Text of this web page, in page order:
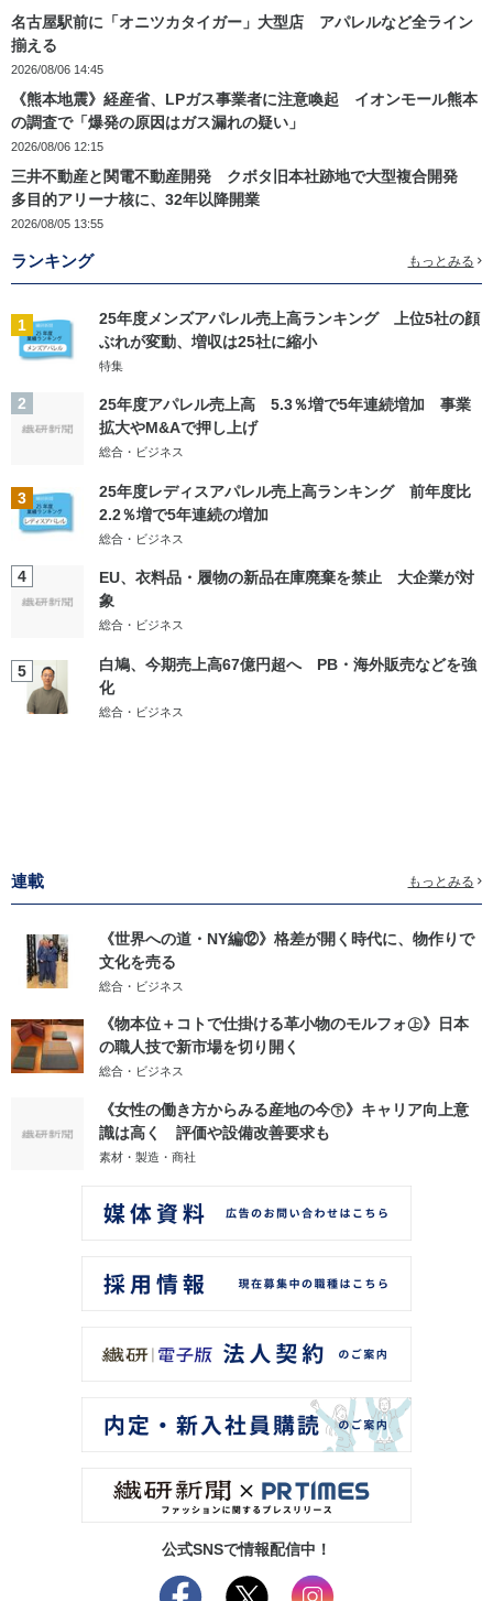
名古屋駅前に「オニツカタイガー」大型店 アパレルなど全ライン
揃える
2026/08/06 14:45
《熊本地震》経産省、LPガス事業者に注意喚起 イオンモール熊本
の調査で「爆発の原因はガス漏れの疑い」
2026/08/06 12:15
三井不動産と関電不動産開発 クボタ旧本社跡地で大型複合開発
多目的アリーナ核に、32年以降開業
2026/08/05 13:55
ランキング もっとみる
1
25年度メンズアパレル売上高ランキング 上位5社の顔
ぶれが変動、増収は25社に縮小
特集
2
25年度アパレル売上高 5.3％増で5年連続増加 事業
拡大やM&Aで押し上げ
総合・ビジネス
3
25年度レディスアパレル売上高ランキング 前年度比
2.2％増で5年連続の増加
総合・ビジネス
4
EU、衣料品・履物の新品在庫廃棄を禁止 大企業が対
象
総合・ビジネス
5
白鳩、今期売上高67億円超へ PB・海外販売などを強
化
総合・ビジネス
連載 もっとみる
《世界への道・NY編⑫》格差が開く時代に、物作りで
文化を売る
総合・ビジネス
《物本位＋コトで仕掛ける革小物のモルフォ㊤》日本
の職人技で新市場を切り開く
総合・ビジネス
《女性の働き方からみる産地の今㊦》キャリア向上意
識は高く 評価や設備改善要求も
素材・製造・商社
公式SNSで情報配信中！